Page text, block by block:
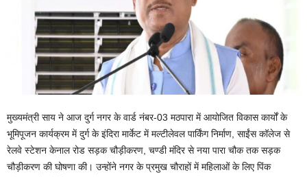
मुख्यमंत्री साय ने आज दुर्ग नगर के वार्ड नंबर-03 मठपारा में आयोजित विकास कार्यों के
भूमिपूजन कार्यक्रम में दुर्ग के इंदिरा मार्केट में मल्टीलेवल पार्किंग निर्माण, साईंस कॉलेज से
रेलवे स्टेशन केनाल रोड सड़क चौड़ीकरण, चण्डी मंदिर से नया पारा चौक तक सड़क
चौड़ीकरण की घोषणा की। उन्होंने नगर के प्रमुख चौराहों में महिलाओं के लिए पिंक